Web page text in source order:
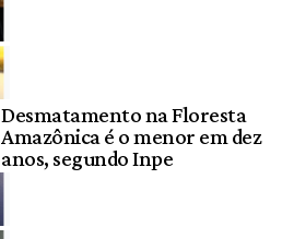
Desmatamento na Floresta
Amazônica é o menor em dez
anos, segundo Inpe